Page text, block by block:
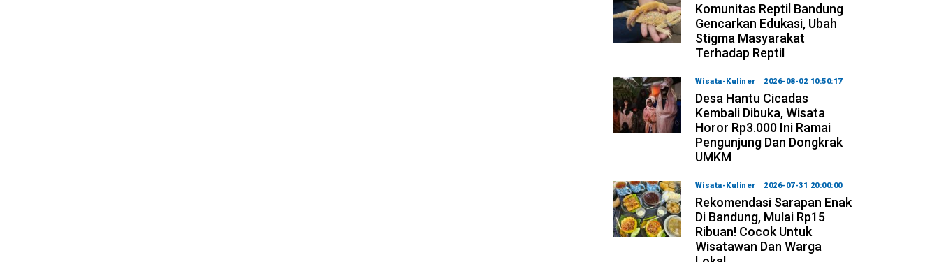
Komunitas Reptil Bandung
Gencarkan Edukasi, Ubah
Stigma Masyarakat
Terhadap Reptil
Wisata-Kuliner 2026-08-02 10:50:17
Desa Hantu Cicadas
Kembali Dibuka, Wisata
Horor Rp3.000 Ini Ramai
Pengunjung Dan Dongkrak
UMKM
Wisata-Kuliner 2026-07-31 20:00:00
Rekomendasi Sarapan Enak
Di Bandung, Mulai Rp15
Ribuan! Cocok Untuk
Wisatawan Dan Warga